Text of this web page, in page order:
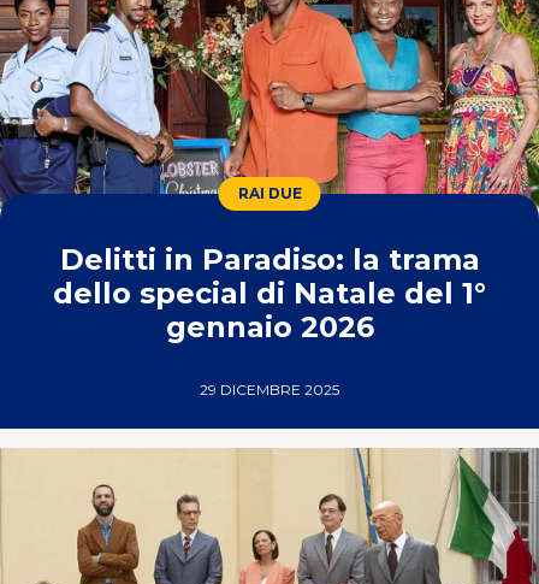
RAI DUE
Delitti in Paradiso: la trama
dello special di Natale del 1°
gennaio 2026
29 DICEMBRE 2025